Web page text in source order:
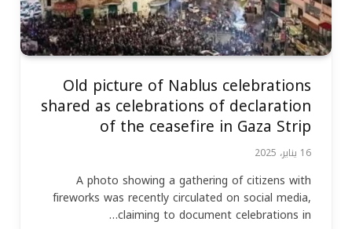
Old picture of Nablus celebrations
shared as celebrations of declaration
of the ceasefire in Gaza Strip
16 يناير، 2025
A photo showing a gathering of citizens with
fireworks was recently circulated on social media,
claiming to document celebrations in…